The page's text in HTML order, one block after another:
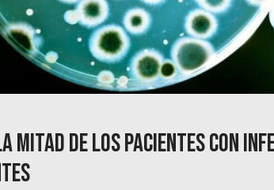
mitad de los pacientes con